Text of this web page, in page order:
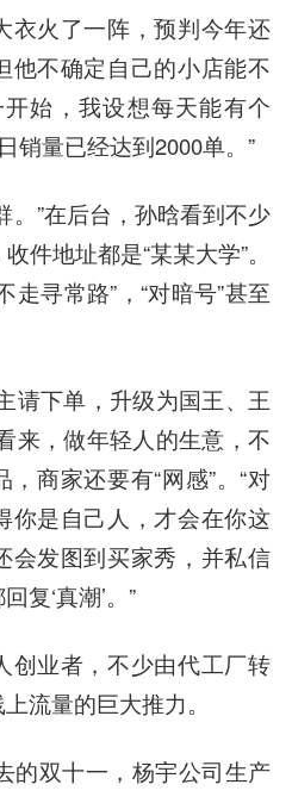
衣火了一阵，预判今年还
他不确定自己的小店能不
始，我设想每天能有个
销量已经达到2000单。”
。”在后台，孙晗看到不少
件地址都是“某某大学”。
走寻常路”，“对暗号”甚至
请下单，升级为国王、王
来，做年轻人的生意，不
商家还要有“网感”。“对
你是自己人，才会在你这
会发图到买家秀，并私信
复‘真潮’。”
创业者，不少由代工厂转
流量的巨大推力。
的双十一，杨宇公司生产